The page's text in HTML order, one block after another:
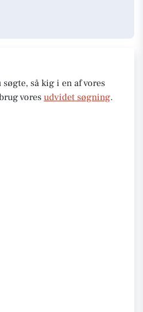
så kig i en af vores
vores udvidet søgning.